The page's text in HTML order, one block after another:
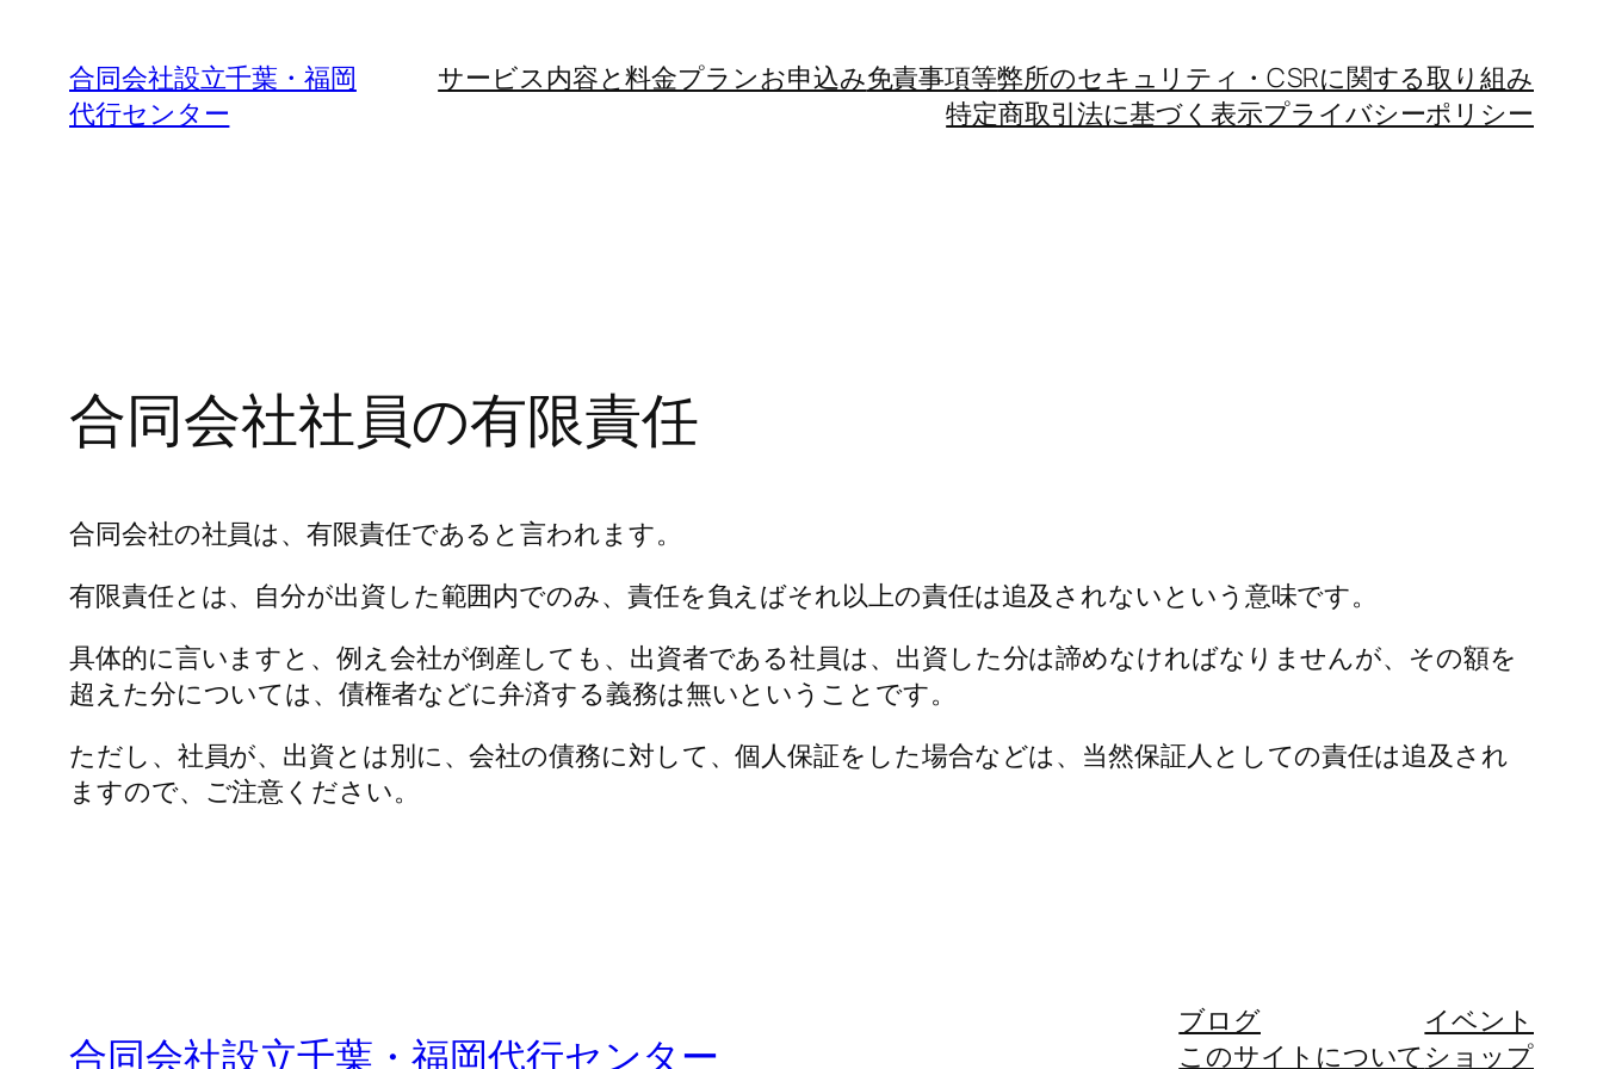
合同会社設立千葉・福岡
代行センター
サービス内容と料金プランお申込み免責事項等弊所のセキュリティ・CSRに関する取り組み
特定商取引法に基づく表示プライバシーポリシー
合同会社社員の有限責任
合同会社の社員は、有限責任であると言われます。
有限責任とは、自分が出資した範囲内でのみ、責任を負えばそれ以上の責任は追及されないという意味です。
具体的に言いますと、例え会社が倒産しても、出資者である社員は、出資した分は諦めなければなりませんが、その額を
超えた分については、債権者などに弁済する義務は無いということです。
ただし、社員が、出資とは別に、会社の債務に対して、個人保証をした場合などは、当然保証人としての責任は追及され
ますので、ご注意ください。
合同会社設立千葉・福岡代行センター
ブログ
このサイトについて
イベント
ショップ